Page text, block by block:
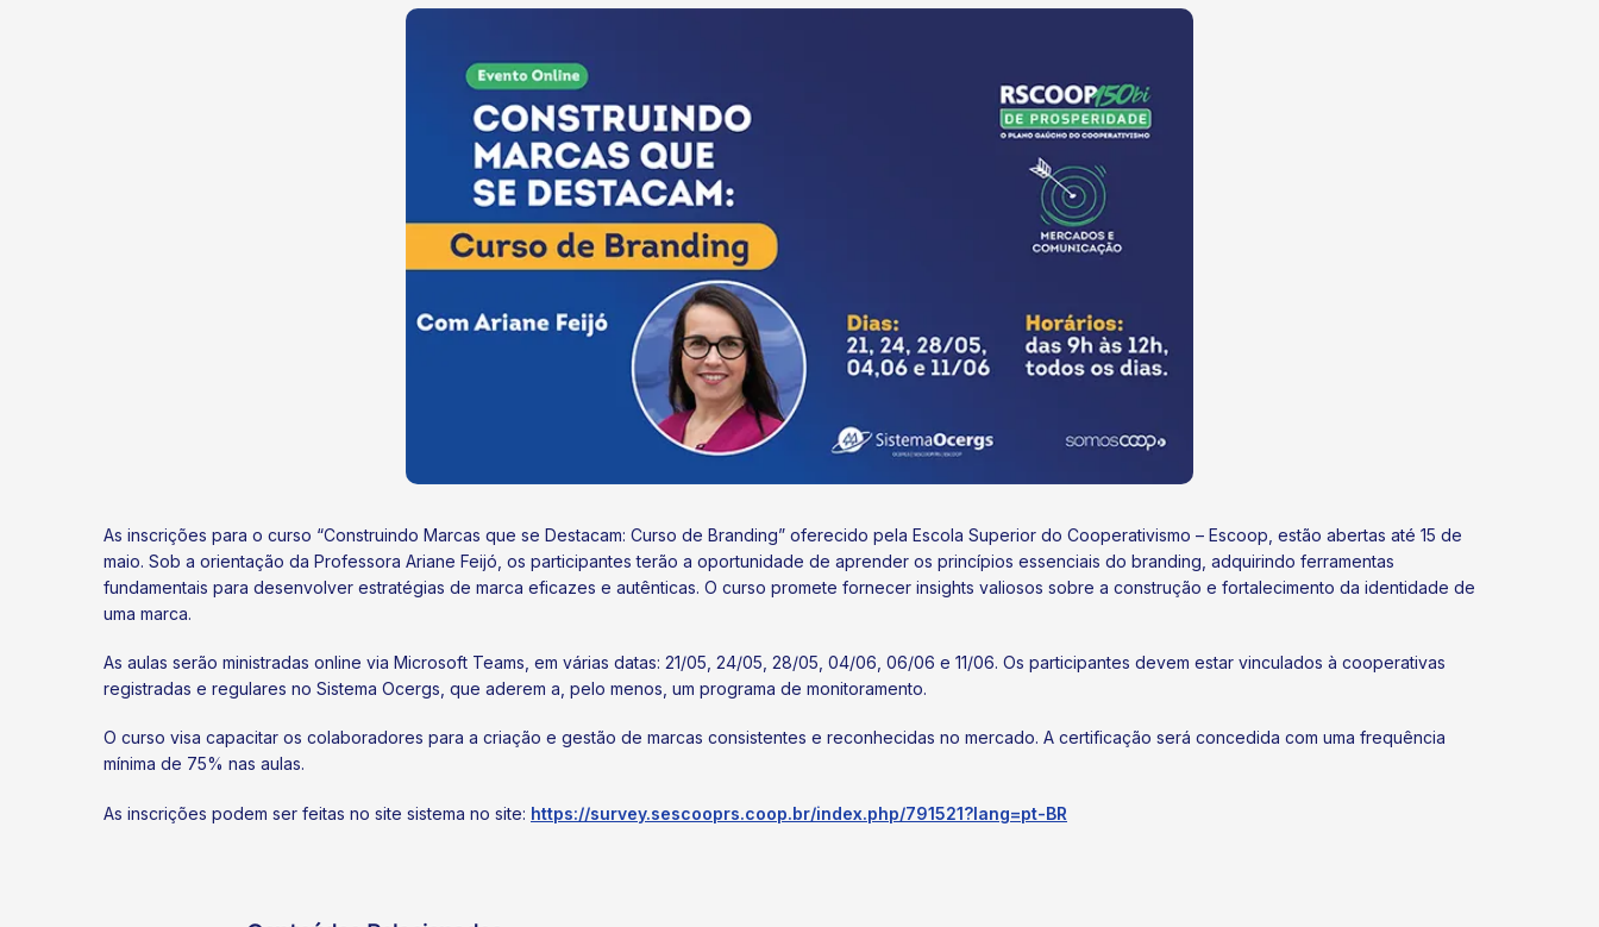
As inscrições para o curso “Construindo Marcas que se Destacam: Curso de Branding” oferecido pela Escola Superior do Cooperativismo – Escoop, estão abertas até 15 de
maio. Sob a orientação da Professora Ariane Feijó, os participantes terão a oportunidade de aprender os princípios essenciais do branding, adquirindo ferramentas
fundamentais para desenvolver estratégias de marca eficazes e autênticas. O curso promete fornecer insights valiosos sobre a construção e fortalecimento da identidade de
uma marca.
As aulas serão ministradas online via Microsoft Teams, em várias datas: 21/05, 24/05, 28/05, 04/06, 06/06 e 11/06. Os participantes devem estar vinculados à cooperativas
registradas e regulares no Sistema Ocergs, que aderem a, pelo menos, um programa de monitoramento.
O curso visa capacitar os colaboradores para a criação e gestão de marcas consistentes e reconhecidas no mercado. A certificação será concedida com uma frequência
mínima de 75% nas aulas.
As inscrições podem ser feitas no site sistema no site: https://survey.sescooprs.coop.br/index.php/791521?lang=pt-BR